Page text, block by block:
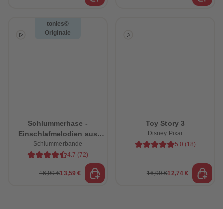
tonies©
Originale
Schlummerhase -
Einschlafmelodien aus
dem Schlummerwald
Schlummerbande
4.7 (72)
16,99 €13,59 €
Toy Story 3
Disney Pixar
5.0 (18)
16,99 €12,74 €